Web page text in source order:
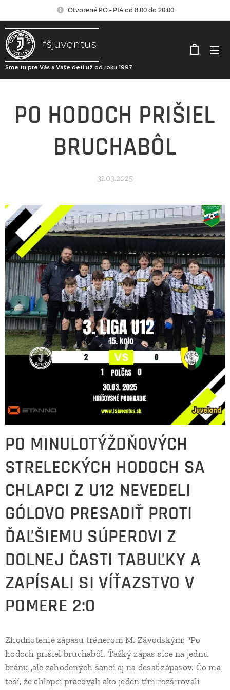
Otvorené PO - PIA od 8:00 do 20:00
fšjuventus
Sme tu pre Vás a Vaše deti už od roku 1997
PO HODOCH PRIŠIEL
BRUCHABÔL
31.03.2025
PO MINULOTÝŽDŇOVÝCH
STRELECKÝCH HODOCH SA
CHLAPCI Z U12 NEVEDELI
GÓLOVO PRESADIŤ PROTI
ĎAĽŠIEMU SÚPEROVI Z
DOLNEJ ČASTI TABUĽKY A
ZAPÍSALI SI VÍŤAZSTVO V
POMERE 2:0
Zhodnotenie zápasu trénerom M. Závodským: "Po
hodoch prišiel bruchabôl. Ťažký zápas síce na jednu
bránu ,ale zahodených šancí aj na desať zápasov. Čo ma
teší, že chlapci pracovali ako jeden tím rozširovali